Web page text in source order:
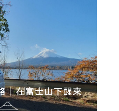
｜在富士山下醒來